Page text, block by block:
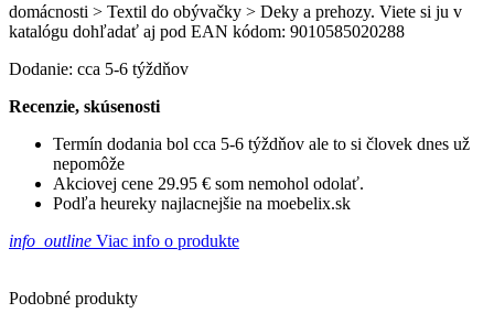
domácnosti > Textil do obývačky > Deky a prehozy. Viete si ju v
katalógu dohľadať aj pod EAN kódom: 9010585020288
Dodanie: cca 5-6 týždňov
Recenzie, skúsenosti
Termín dodania bol cca 5-6 týždňov ale to si človek dnes už
nepomôže
Akciovej cene 29.95 € som nemohol odolať.
Podľa heureky najlacnejšie na moebelix.sk
info_outline Viac info o produkte
Podobné produkty